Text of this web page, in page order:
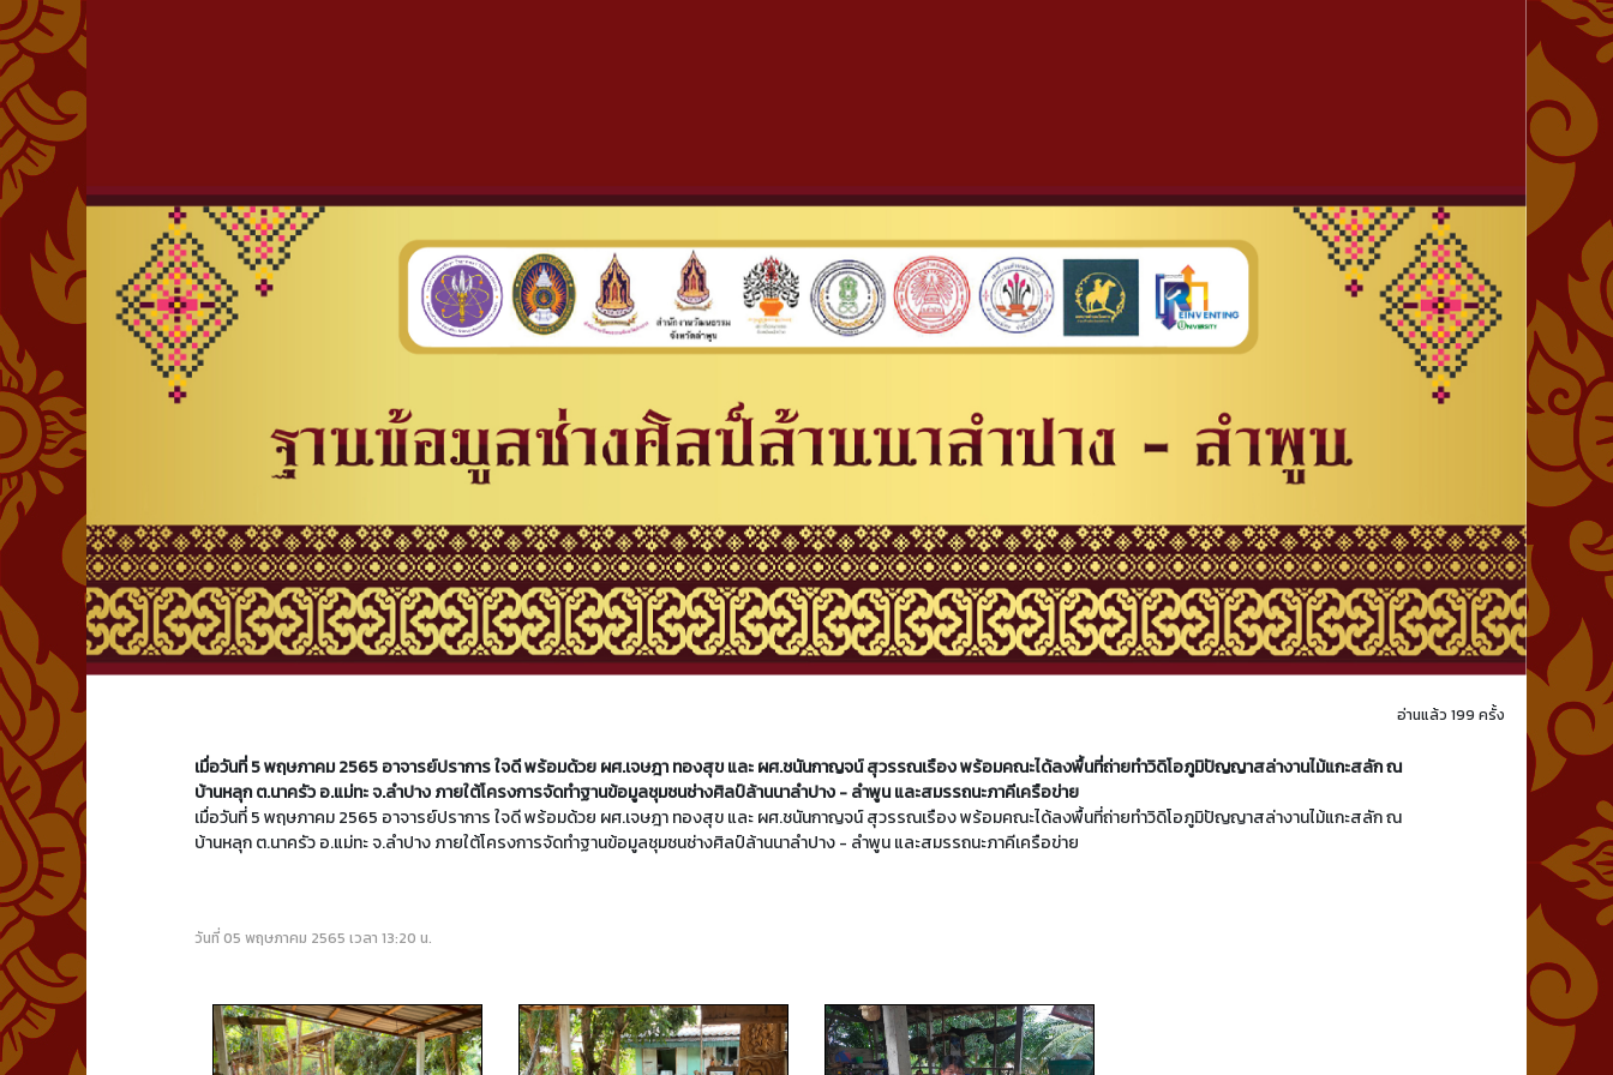
อ่านแล้ว 199 ครั้ง
เมื่อวันที่ 5 พฤษภาคม 2565 อาจารย์ปราการ ใจดี พร้อมด้วย ผศ.เจษฎา ทองสุข และ ผศ.ชนันกาญจน์ สุวรรณเรือง พร้อมคณะได้ลงพื้นที่ถ่ายทำวิดิโอภูมิปัญญาสล่างานไม้แกะสลัก ณ
บ้านหลุก ต.นาครัว อ.แม่ทะ จ.ลำปาง ภายใต้โครงการจัดทำฐานข้อมูลชุมชนช่างศิลป์ล้านนาลำปาง - ลำพูน และสมรรถนะภาคีเครือข่าย
เมื่อวันที่ 5 พฤษภาคม 2565 อาจารย์ปราการ ใจดี พร้อมด้วย ผศ.เจษฎา ทองสุข และ ผศ.ชนันกาญจน์ สุวรรณเรือง พร้อมคณะได้ลงพื้นที่ถ่ายทำวิดิโอภูมิปัญญาสล่างานไม้แกะสลัก ณ
บ้านหลุก ต.นาครัว อ.แม่ทะ จ.ลำปาง ภายใต้โครงการจัดทำฐานข้อมูลชุมชนช่างศิลป์ล้านนาลำปาง - ลำพูน และสมรรถนะภาคีเครือข่าย
วันที่ 05 พฤษภาคม 2565 เวลา 13:20 น.